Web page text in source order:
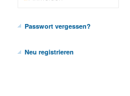
Passwort vergessen?
Neu registrieren